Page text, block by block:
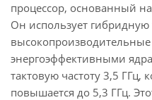
процессор, основанный на
Он использует
высокопроизводительные
энергоэффективными
тактовую частоту 3,5 ГГц,
повышается до 5,3 ГГц.